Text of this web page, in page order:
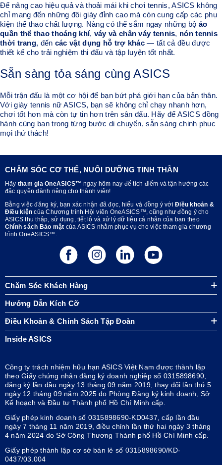
Để nâng cao hiệu quả và thoải mái khi chơi tennis, ASICS không
chỉ mang đến những đôi giày đỉnh cao mà còn cung cấp các phụ
kiện thể thao chất lượng. Nàng có thể sắm ngay những bộ áo
quần thể thao thoáng khí, váy và chân váy tennis, nón tennis
thời trang, đến các vật dụng hỗ trợ khác — tất cả đều được
thiết kế cho trải nghiệm thi đấu và tập luyện tốt nhất.
Sẵn sàng tỏa sáng cùng ASICS
Mỗi trận đấu là một cơ hội để bạn bứt phá giới hạn của bản thân.
Với giày tennis nữ ASICS, bạn sẽ không chỉ chạy nhanh hơn,
chơi tốt hơn mà còn tự tin hơn trên sân đấu. Hãy để ASICS đồng
hành cùng bạn trong từng bước di chuyển, sẵn sàng chinh phục
mọi thử thách!
CHĂM SÓC CƠ THỂ, NUÔI DƯỠNG TINH THẦN
Hãy tham gia OneASICS™ ngay hôm nay để tích điểm và tận hưởng các
đặc quyền dành riêng cho thành viên!
Bằng việc đăng ký, bạn xác nhận đã đọc, hiểu và đồng ý với Điều khoản &
Điều kiện của Chương trình Hội viên OneASICS™, cũng như đồng ý cho
ASICS thu thập, sử dụng, tiết lộ và xử lý dữ liệu cá nhân của bạn theo
Chính sách Bảo mật của ASICS nhằm phục vụ cho việc tham gia chương
trình OneASICS™.
Chăm Sóc Khách Hàng
Hướng Dẫn Kích Cỡ
Điều Khoản & Chính Sách Tập Đoàn
Inside ASICS
Công ty trách nhiệm hữu hạn ASICS Việt Nam được thành lập
theo Giấy chứng nhận đăng ký doanh nghiệp số 0315898690,
đăng ký lần đầu ngày 13 tháng 09 năm 2019, thay đổi lần thứ 5
ngày 12 tháng 09 năm 2025 do Phòng Đăng ký kinh doanh, Sở
Kế hoạch và Đầu tư Thành phố Hồ Chí Minh cấp.
Giấy phép kinh doanh số 0315898690-KD0437, cấp lần đầu
ngày 7 tháng 11 năm 2019, điều chỉnh lần thứ hai ngày 3 tháng
4 năm 2024 do Sở Công Thương Thành phố Hồ Chí Minh cấp.
Giấy phép thành lập cơ sở bán lẻ số 0315898690/KD-
0437/03.004